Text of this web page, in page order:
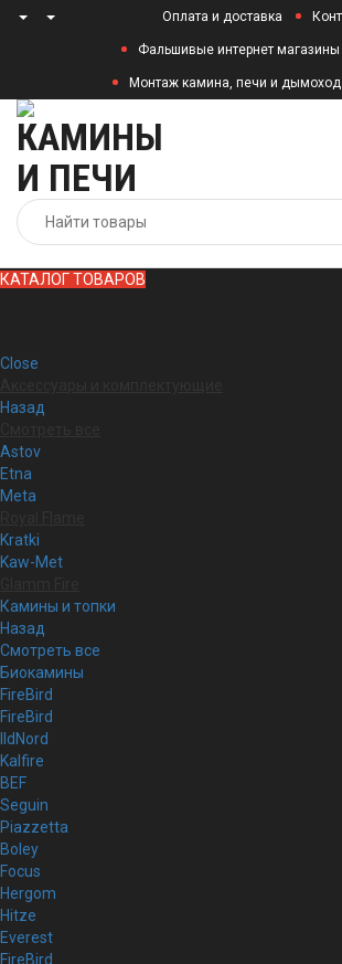
Оплата и доставка
Фальшивые интернет магазины
Монтаж камина, печи и
КАТАЛОГ ТОВАРОВ
Close
Назад
Astov
Etna
Meta
Kratki
Kaw-Met
Камины и топки
Назад
Смотреть все
Биокамины
FireBird
FireBird
IldNord
Kalfire
BEF
Seguin
Piazzetta
Boley
Focus
Hergom
Hitze
Everest
FireBird